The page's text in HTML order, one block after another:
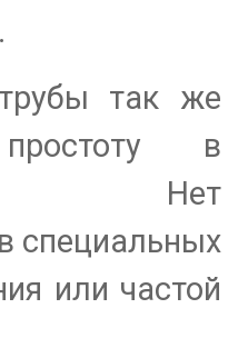
так же
в
Нет
специальных
или частой